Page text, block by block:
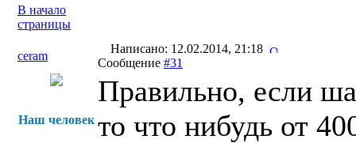
В начало
страницы
ceram
Написано: 12.02.2014, 21:18
Сообщение #31
Наш человек
Правильно, если
то что нибудь от